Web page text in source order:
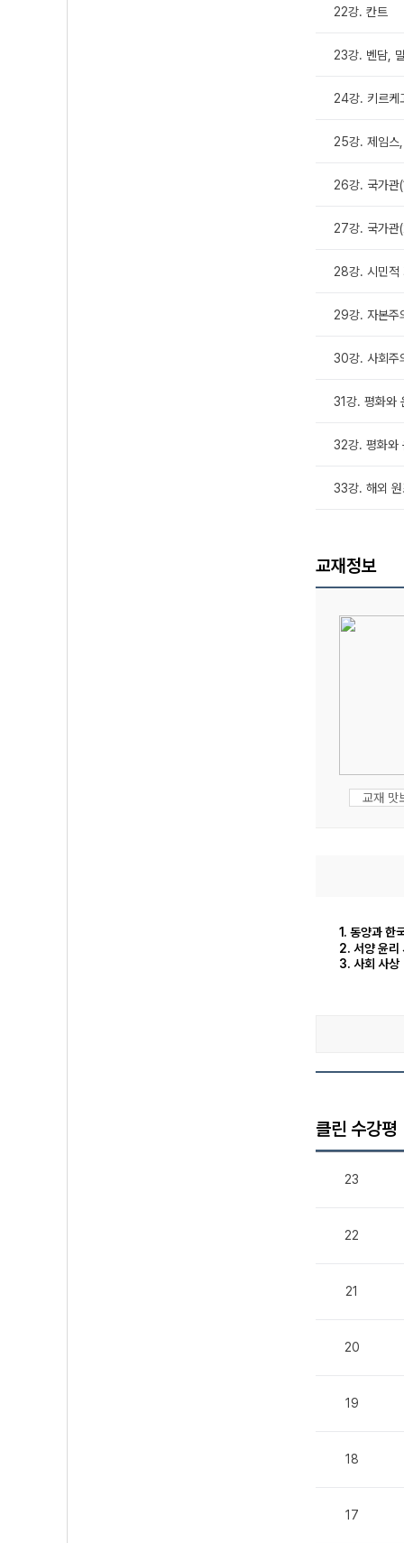
22강. 칸트
23강. 벤담,
24강. 키르케
25강. 제임스
26강. 국가관
27강. 국가관
28강. 시민적
29강. 자본주
30강. 사회주
31강. 평화와
32강. 평화와
33강. 해외
교재정보
교재 맛
1. 동양과 한
2. 서양 윤리
3. 사회 사상
클린 수강평
23
22
21
20
19
18
17